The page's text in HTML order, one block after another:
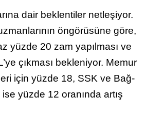
dair beklentiler netleşiyor.
öngörüsüne göre,
yüzde 20 zam yapılması ve
çıkması bekleniyor. Memur
için yüzde 18, SSK ve Bağ-
yüzde 12 oranında artış